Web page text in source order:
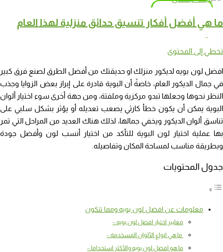
تخطي إلى المحتوى
افضل لون بويه لديكور منزلك او حديقتك من أفضل الطرق لصنع فرق كبير
في جمال الديكور العام، خاصةً أن البوية قادرة على إبراز بعض الزوايا وجذب
النظر نحوها وجعلها تبدو مركزية وملفتة، ومن جهة أخرى سوء اختيار ألوان
البوية يمكن أن يكون خطأ كارثي يصعب تعديله أو يؤثر بشكل سلبي على
تناسق ألوان الديكور ويخفي جمالها، لذلك هناك العديد من المراحل التي تمر
بها عملية اختيار لون البوية للتأكد من اختيار أنسب لون وأفضل جودة
وبطريقة مناسب لمساحة المكان وتفاصيله.
جدول المحتويات
معلومات عن افضل لون بويه ومما تتكون
معايير اختيار افضل لون بويه :-
ما هي انواع الألوان المسخدمة :-
ما هو افضل لون بويه والأكثر استخداما :-
كيف تختار نوع نوافير وشلالات منزلية مناسب
لحديقتك
ما هي أفضل أفكار تنسيق حدائق منزلية لهذا العام